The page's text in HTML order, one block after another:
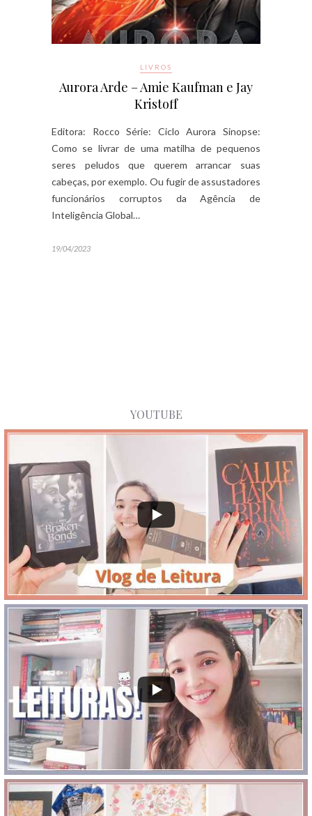
LIVROS
Aurora Arde – Amie Kaufman e Jay
Kristoff
Editora: Rocco Série: Ciclo Aurora Sinopse:
Como se livrar de uma matilha de pequenos
seres peludos que querem arrancar suas
cabeças, por exemplo. Ou fugir de assustadores
funcionários corruptos da Agência de
Inteligência Global…
19/04/2023
YOUTUBE